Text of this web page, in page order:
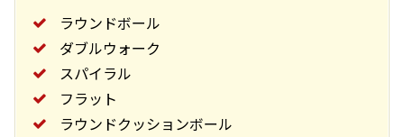
ラウンドボール
ダブルウォーク
スパイラル
フラット
ラウンドクッションボール